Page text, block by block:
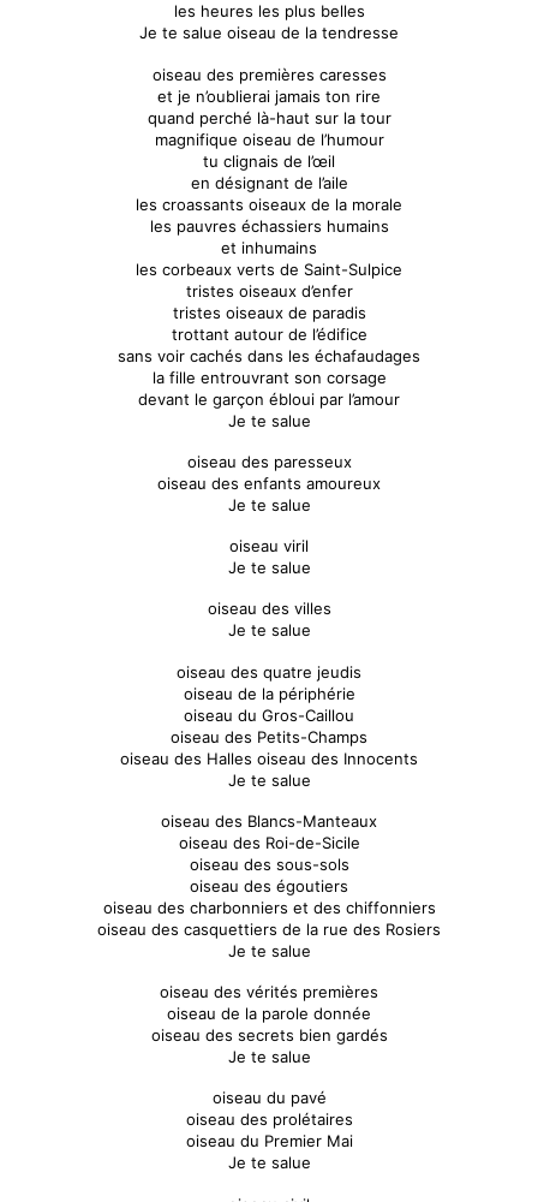
les heures les plus belles
Je te salue oiseau de la tendresse
oiseau des premières caresses
et je n’oublierai jamais ton rire
quand perché là-haut sur la tour
magnifique oiseau de l’humour
tu clignais de l’œil
en désignant de l’aile
les croassants oiseaux de la morale
les pauvres échassiers humains
et inhumains
les corbeaux verts de Saint-Sulpice
tristes oiseaux d’enfer
tristes oiseaux de paradis
trottant autour de l’édifice
sans voir cachés dans les échafaudages
la fille entrouvrant son corsage
devant le garçon ébloui par l’amour
Je te salue
oiseau des paresseux
oiseau des enfants amoureux
Je te salue
oiseau viril
Je te salue
oiseau des villes
Je te salue
oiseau des quatre jeudis
oiseau de la périphérie
oiseau du Gros-Caillou
oiseau des Petits-Champs
oiseau des Halles oiseau des Innocents
Je te salue
oiseau des Blancs-Manteaux
oiseau des Roi-de-Sicile
oiseau des sous-sols
oiseau des égoutiers
oiseau des charbonniers et des chiffonniers
oiseau des casquettiers de la rue des Rosiers
Je te salue
oiseau des vérités premières
oiseau de la parole donnée
oiseau des secrets bien gardés
Je te salue
oiseau du pavé
oiseau des prolétaires
oiseau du Premier Mai
Je te salue